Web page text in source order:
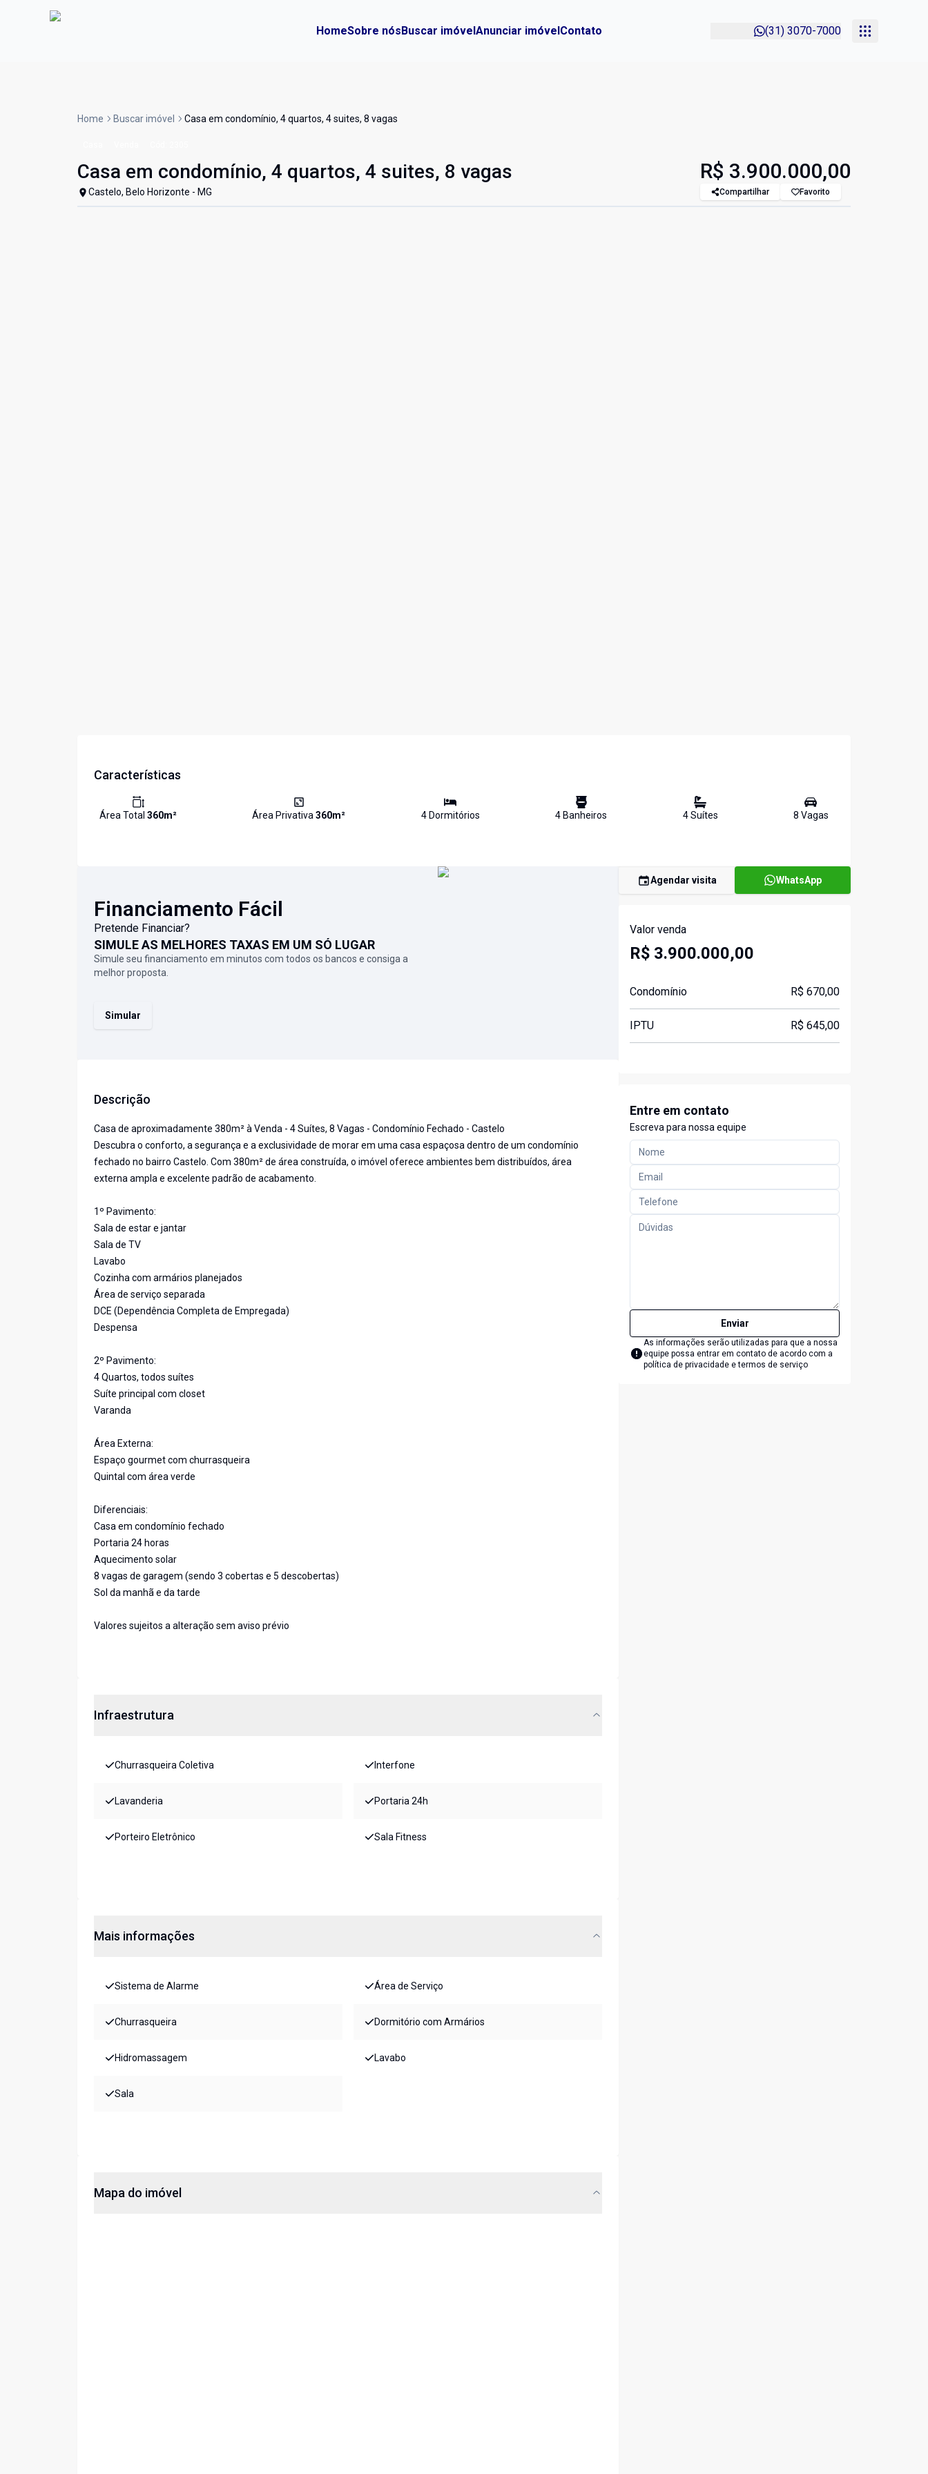
HomeSobre nósBuscar imóvelAnunciar imóvelContato (31) 3070-7000
Home Buscar imóvel Casa em condomínio, 4 quartos, 4 suites, 8 vagas
Casa em condomínio, 4 quartos, 4 suites, 8 vagas
Castelo, Belo Horizonte - MG
R$ 3.900.000,00
Compartilhar Favorito
Características
Área Total 360m² Área Privativa360m² 4Dormitórios 4 Banheiros 4Suítes 8 Vagas
Financiamento Fácil
Pretende Financiar?
SIMULE AS MELHORES TAXAS EM UM SÓ LUGAR
Simule seu financiamento em minutos com todos os bancos e consiga a
melhor proposta.
Simular
Descrição
Casa de aproximadamente 380m² à Venda - 4 Suítes, 8 Vagas - Condomínio Fechado - Castelo
Descubra o conforto, a segurança e a exclusividade de morar em uma casa espaçosa dentro de um condomínio
fechado no bairro Castelo. Com 380m² de área construída, o imóvel oferece ambientes bem distribuídos, área
externa ampla e excelente padrão de acabamento.
1º Pavimento:
Sala de estar e jantar
Sala de TV
Lavabo
Cozinha com armários planejados
Área de serviço separada
DCE (Dependência Completa de Empregada)
Despensa
2º Pavimento:
4 Quartos, todos suítes
Suíte principal com closet
Varanda
Área Externa:
Espaço gourmet com churrasqueira
Quintal com área verde
Diferenciais:
Casa em condomínio fechado
Portaria 24 horas
Aquecimento solar
8 vagas de garagem (sendo 3 cobertas e 5 descobertas)
Sol da manhã e da tarde
Valores sujeitos a alteração sem aviso prévio
Infraestrutura
Churrasqueira Coletiva Interfone
Lavanderia Portaria 24h
Porteiro Eletrônico Sala Fitness
Mais informações
Sistema de Alarme Área de Serviço
Churrasqueira Dormitório com Armários
Hidromassagem Lavabo
Sala
Mapa do imóvel
Agendar visita WhatsApp
Valor venda
R$ 3.900.000,00
Condomínio R$ 670,00
IPTU R$ 645,00
Entre em contato
Escreva para nossa equipe
Enviar
As informações serão utilizadas para que a nossa
equipe possa entrar em contato de acordo com a
política de privacidade e termos de serviço